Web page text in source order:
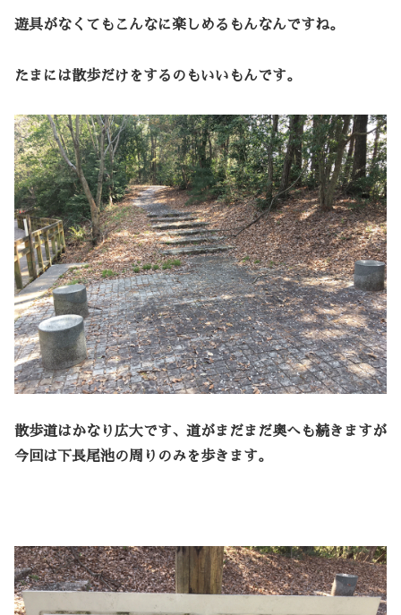
遊具がなくてもこんなに楽しめるもんなんですね。
たまには散歩だけをするのもいいもんです。
散歩道はかなり広大です、道がまだまだ奥へも続きますが
今回は下長尾池の周りのみを歩きます。